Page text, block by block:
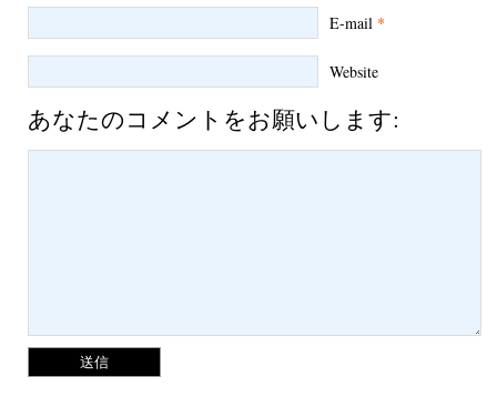
E-mail *
Website
あなたのコメントをお願いします: